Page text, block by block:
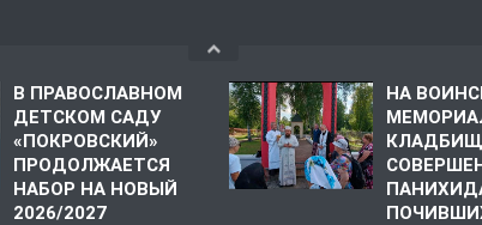
В ПРАВОСЛАВНОМ
ДЕТСКОМ САДУ
«ПОКРОВСКИЙ»
ПРОДОЛЖАЕТСЯ
НАБОР НА НОВЫЙ
2026/2027
НА